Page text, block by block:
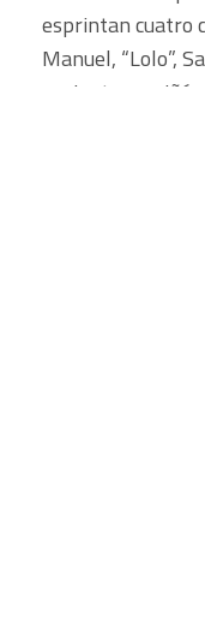
esprintan cuatro
Manuel, “Lolo”,
conjunto un